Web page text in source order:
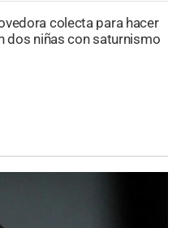
colecta para hacer
dos niñas con saturnismo